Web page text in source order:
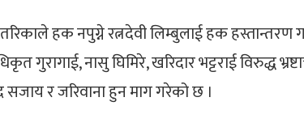
हक नपुग्ने रत्नदेवी लिम्बुलाई हक हस्तान्तरण
गुरागाई, नासु घिमिरे, खरिदार भट्टराई विरुद्ध
र जरिवाना हुन माग गरेको छ ।